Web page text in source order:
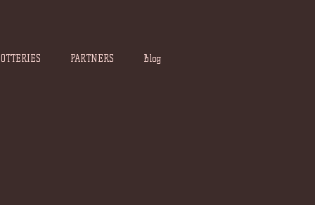
PARTNERS Blog